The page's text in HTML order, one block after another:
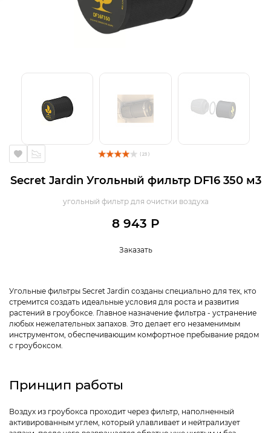
( 23 )
Secret Jardin Угольный фильтр DF16 350 м3
угольный фильтр для очистки воздуха
8 943 Р
Заказать
Угольные фильтры Secret Jardin созданы специально для тех, кто
стремится создать идеальные условия для роста и развития
растений в гроубоксе. Главное назначение фильтра - устранение
любых нежелательных запахов. Это делает его незаменимым
инструментом, обеспечивающим комфортное пребывание рядом
с гроубоксом.
Принцип работы
Воздух из гроубокса проходит через фильтр, наполненный
активированным углем, который улавливает и нейтрализует